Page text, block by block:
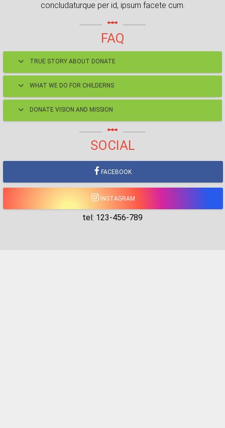
concludaturque per id, ipsum facete cum.
linear_scale
FAQ
TRUE STORY ABOUT DONATE
WHAT WE DO FOR CHILDERNS
DONATE VISION AND MISSION
linear_scale
SOCIAL
FACEBOOK
INSTAGRAM
tel: 123-456-789